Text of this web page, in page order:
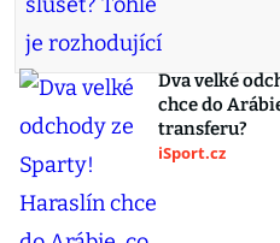
Dva velké
chce do
transferu?
iSport.cz